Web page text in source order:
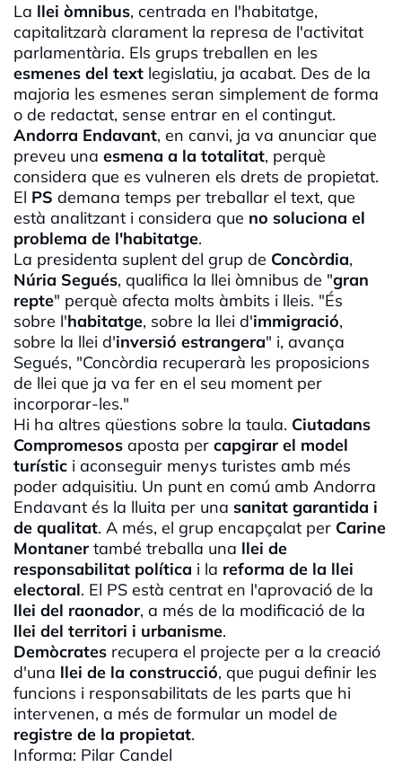
La llei òmnibus, centrada en l'habitatge,
capitalitzarà clarament la represa de l'activitat
parlamentària. Els grups treballen en les
esmenes del text legislatiu, ja acabat. Des de la
majoria les esmenes seran simplement de forma
o de redactat, sense entrar en el contingut.
Andorra Endavant, en canvi, ja va anunciar que
preveu una esmena a la totalitat, perquè
considera que es vulneren els drets de propietat.
El PS demana temps per treballar el text, que
està analitzant i considera que no soluciona el
problema de l'habitatge.
La presidenta suplent del grup de Concòrdia,
Núria Segués, qualifica la llei òmnibus de "gran
repte" perquè afecta molts àmbits i lleis. "És
sobre l'habitatge, sobre la llei d'immigració,
sobre la llei d'inversió estrangera" i, avança
Segués, "Concòrdia recuperarà les proposicions
de llei que ja va fer en el seu moment per
incorporar-les."
Hi ha altres qüestions sobre la taula. Ciutadans
Compromesos aposta per capgirar el model
turístic i aconseguir menys turistes amb més
poder adquisitiu. Un punt en comú amb Andorra
Endavant és la lluita per una sanitat garantida i
de qualitat. A més, el grup encapçalat per Carine
Montaner també treballa una llei de
responsabilitat política i la reforma de la llei
electoral. El PS està centrat en l'aprovació de la
llei del raonador, a més de la modificació de la
llei del territori i urbanisme.
Demòcrates recupera el projecte per a la creació
d'una llei de la construcció, que pugui definir les
funcions i responsabilitats de les parts que hi
intervenen, a més de formular un model de
registre de la propietat.
Informa: Pilar Candel